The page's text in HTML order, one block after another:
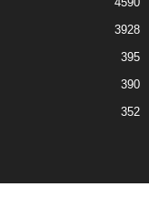
3928
395
390
352